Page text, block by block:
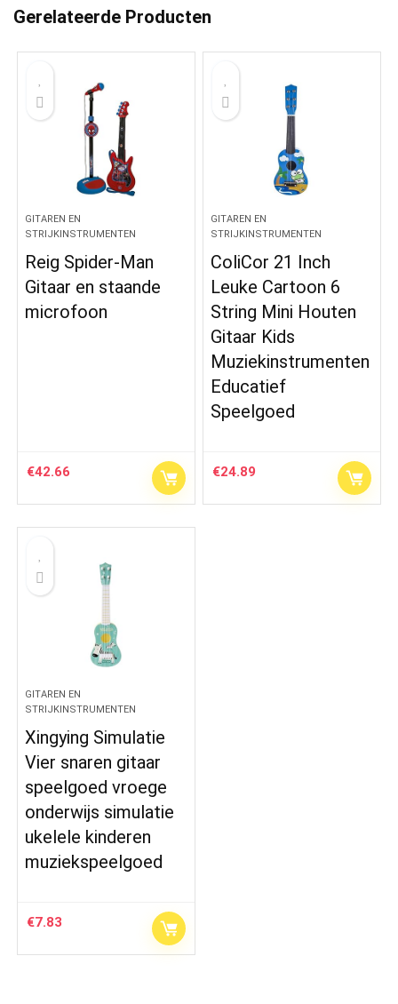
Gerelateerde Producten
GITAREN EN
STRIJKINSTRUMENTEN
Reig Spider-Man
Gitaar en staande
microfoon
€42.66
GITAREN EN
STRIJKINSTRUMENTEN
ColiCor 21 Inch
Leuke Cartoon 6
String Mini Houten
Gitaar Kids
Muziekinstrumenten
Educatief
Speelgoed
€24.89
GITAREN EN
STRIJKINSTRUMENTEN
Xingying Simulatie
Vier snaren gitaar
speelgoed vroege
onderwijs simulatie
ukelele kinderen
muziekspeelgoed
€7.83